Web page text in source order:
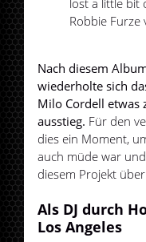
lost a little bit
Robbie Furze
Nach diesem
wiederholte sich
Milo Cordell etwas
ausstieg. Für den
dies ein Moment,
auch müde war
diesem Projekt
Als DJ durch
Los Angeles